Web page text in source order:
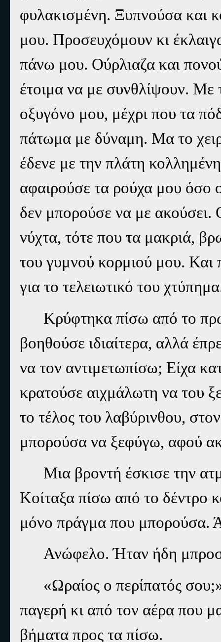
φυλακισμένη. Ξυπνούσα και
μου. Προσευχόμουν κι
πάνω μου. Ούρλιαζα και
έτοιμα να με συνθλίψουν.
οξυγόνο μου, μέχρι που τα
πάτωμα με δύναμη. Μα το
έδενε με την πλάτη
αφαιρούσε τα ρούχα μου όσο
δεν μπορούσε να με ακούσει.
νύχτα, τότε που τα μακριά,
του γυμνού κορμιού μου. Και
για το τελειωτικό του
Κρύφτηκα πίσω από το
βοηθούσε ιδιαίτερα, αλλά
να τον αντιμετωπίσω; Είχα
κρατούσε αιχμάλωτη να του
το τέλος του λαβύρινθου,
μπορούσα να ξεφύγω, αφού
Μια βροντή έσκισε την
Κοίταξα πίσω από το δέντρο
μόνο πράγμα που μπορούσα.
Ανώφελο. Ήταν ήδη
«Ωραίος ο περίπατός
παγερή κι από τον αέρα που
βήματα προς τα πίσω.